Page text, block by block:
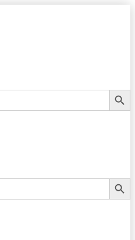
Search Button
Search Button